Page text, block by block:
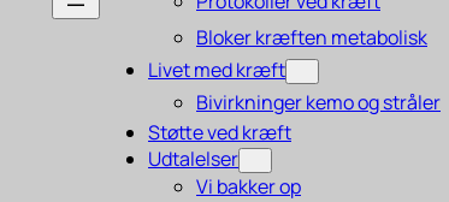
Bloker kræften metabolisk
Livet med kræft
Bivirkninger kemo og stråler
Støtte ved kræft
Udtalelser
Vi bakker op